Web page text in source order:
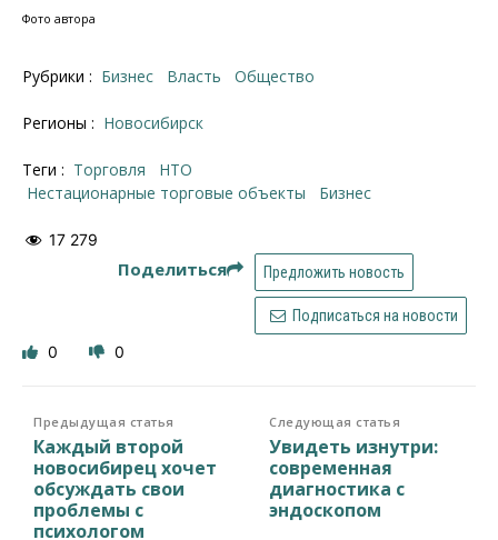
Фото автора
Рубрики : Бизнес Власть Общество
Регионы : Новосибирск
Теги : торговля
НТО
нестационарные торговые объекты
бизнес
17 279
Поделиться Предложить новость
Подписаться на новости
0 0
Предыдущая статья
Каждый второй
новосибирец хочет
обсуждать свои
проблемы с
психологом
Следующая статья
Увидеть изнутри:
современная
диагностика с
эндоскопом